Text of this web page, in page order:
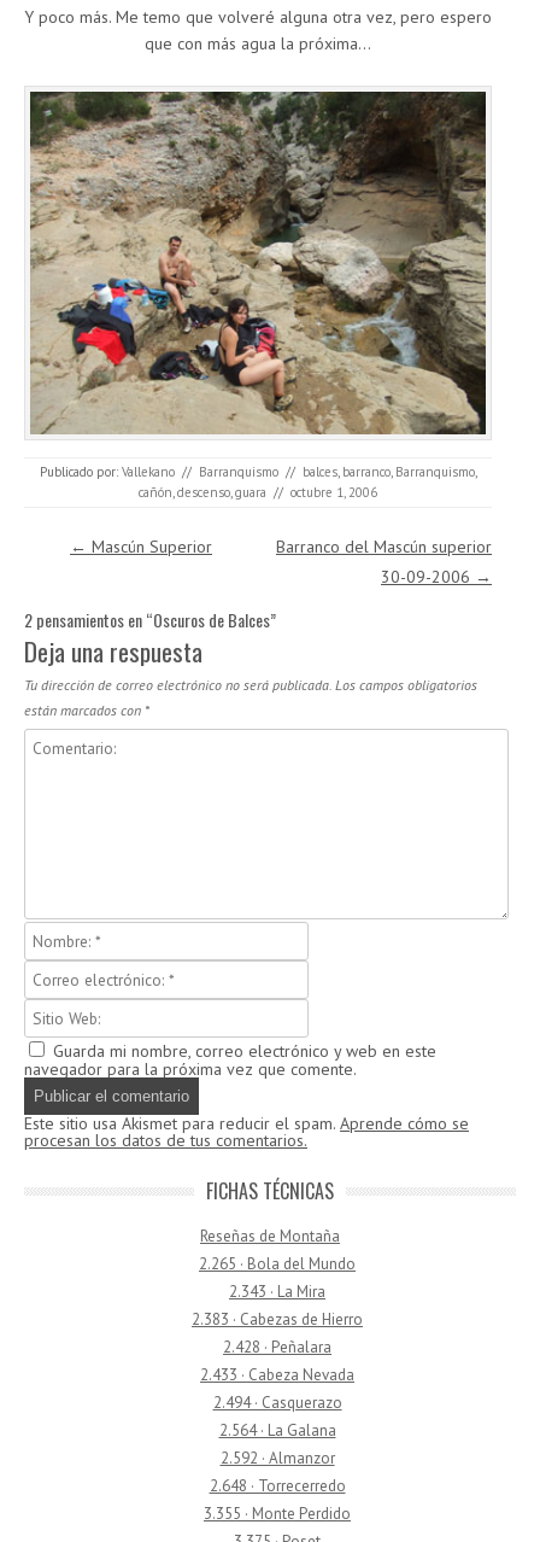
Y poco más. Me temo que volveré alguna otra vez, pero espero
que con más agua la próxima…
Publicado por: Vallekano // Barranquismo // balces, barranco, Barranquismo,
cañón descenso guara // octubre 1, 2006
Navegación de entradas
← Mascún Superior
Barranco del Mascún superior
30-09-2006 →
2 pensamientos en “Oscuros de Balces”
Deja una respuesta
Tu dirección de correo electrónico no será publicada. Los campos obligatorios
están marcados con *
Guarda mi nombre, correo electrónico y web en este
navegador para la próxima vez que comente.
Este sitio usa Akismet para reducir el spam. Aprende cómo se
procesan los datos de tus comentarios.
FICHAS TÉCNICAS
Reseñas de Montaña
2.265 · Bola del Mundo
2.343 · La Mira
2.383 · Cabezas de Hierro
2.428 · Peñalara
2.433 · Cabeza Nevada
2.494 · Casquerazo
2.564 · La Galana
2.592 · Almanzor
2.648 · Torrecerredo
3.355 · Monte Perdido